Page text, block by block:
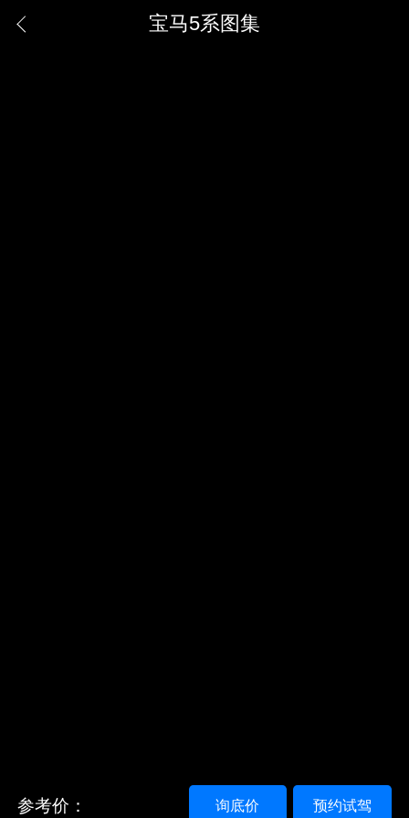
宝马5系图集
参考价： 预约试驾
询底价